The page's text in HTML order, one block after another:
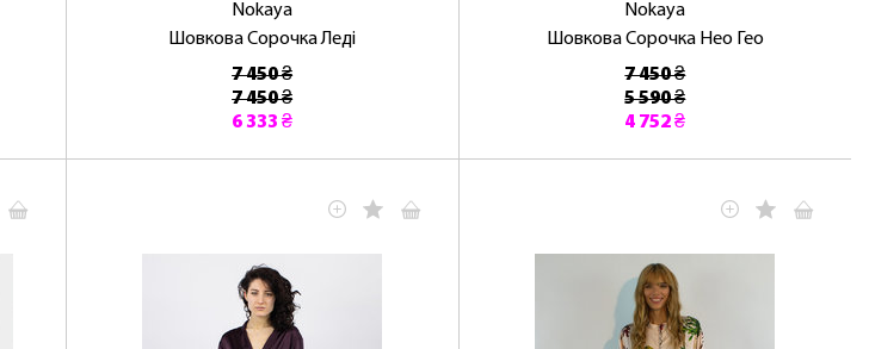
Nokaya
Шовкова Сорочка Леді
7 450 ₴
7 450 ₴
6 333 ₴
Nokaya
Шовкова Сорочка Нео Гео
7 450 ₴
5 590 ₴
4 752 ₴